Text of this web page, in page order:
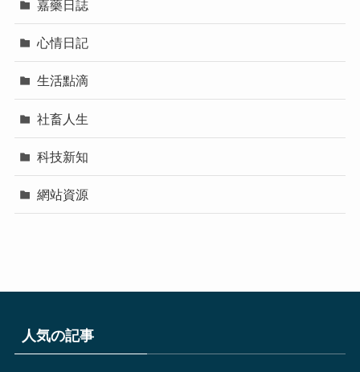
嘉藥日誌
心情日記
生活點滴
社畜人生
科技新知
網站資源
人気の記事